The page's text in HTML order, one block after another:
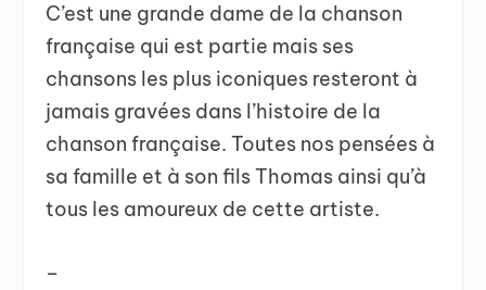
C’est une grande dame de la chanson
française qui est partie mais ses
chansons les plus iconiques resteront à
jamais gravées dans l’histoire de la
chanson française. Toutes nos pensées à
sa famille et à son fils Thomas ainsi qu’à
tous les amoureux de cette artiste.
–